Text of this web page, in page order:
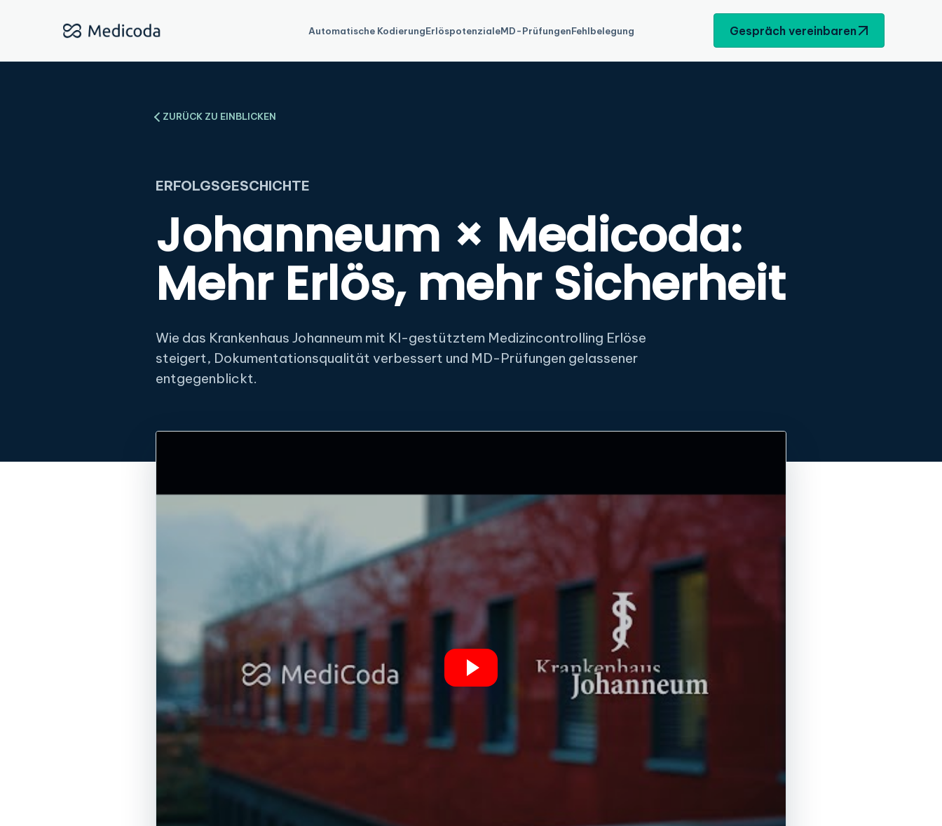
Automatische KodierungErlöspotenzialeMD-PrüfungenFehlbelegung Gespräch vereinbaren
ZURÜCK ZU EINBLICKEN
ERFOLGSGESCHICHTE
Johanneum × Medicoda:
Mehr Erlös, mehr Sicherheit
Wie das Krankenhaus Johanneum mit KI-gestütztem Medizincontrolling Erlöse
steigert, Dokumentationsqualität verbessert und MD-Prüfungen gelassener
entgegenblickt.